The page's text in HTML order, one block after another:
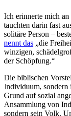
Ich erinnerte mich
tauchten darin fast
solitäre Person –
nennt das „die
winzigen,
der Schöpfung.“
Die biblischen
Individuum, sondern
Grund auf sozial
Ansammlung von
sondern sein Volk.